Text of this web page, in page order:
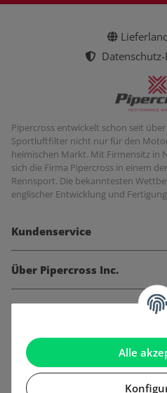
Alle
Pipercross entwickelt schon seit
Sportluftfilter nicht nur für den
heimischen Markt. Mit Firmensitz in
sich die Firma Pipercross in einem
Rennsport. Die bekanntesten
englischer Entwicklung und
Kundenservice
Über Pipercross Inc.
Informationen
Gesetzliche Informationen